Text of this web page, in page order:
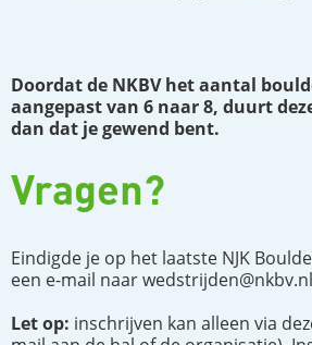
Doordat de NKBV het aantal
aangepast van 6 naar 8, duurt
dan dat je gewend bent.
Vragen?
Eindigde je op het laatste NJK
een e-mail naar wedstrijden@nkbv.nl
Let op: inschrijven kan alleen via